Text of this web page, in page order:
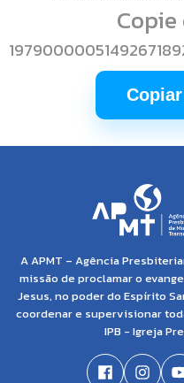
A APMT – Agência
missão de proclamar o
Jesus, no poder do Espírito
coordenar e supervisionar
IPB - Igreja